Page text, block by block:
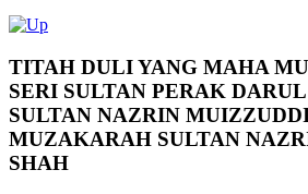
TITAH DULI YANG MAHA
SERI SULTAN PERAK
SULTAN NAZRIN
MUZAKARAH SULTAN
SHAH